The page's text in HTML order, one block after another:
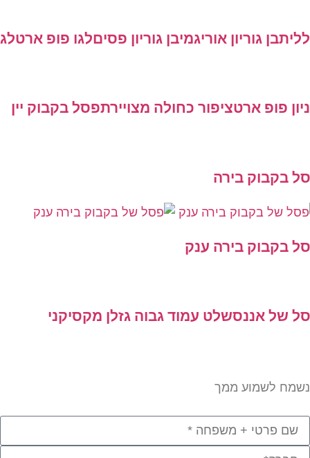
בן גוריון אוריגמיבן גוריון פסיםלגו פופ ארטלגו
פופ ארטציפור כחולה מצויירתפסל בקבוק יין
בקבוק בירה
בקבוק בירה ענק
של אננסשלט עמוד גבוה גזלן מקסיקני
לשמוע ממך